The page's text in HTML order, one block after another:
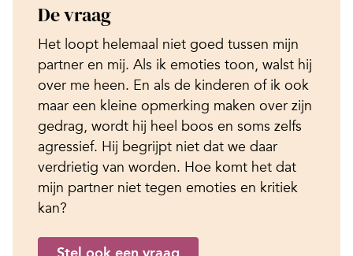
De vraag
Het loopt helemaal niet goed tussen mijn
partner en mij. Als ik emoties toon, walst hij
over me heen. En als de kinderen of ik ook
maar een kleine opmerking maken over zijn
gedrag, wordt hij heel boos en soms zelfs
agressief. Hij begrijpt niet dat we daar
verdrietig van worden. Hoe komt het dat
mijn partner niet tegen emoties en kritiek
kan?